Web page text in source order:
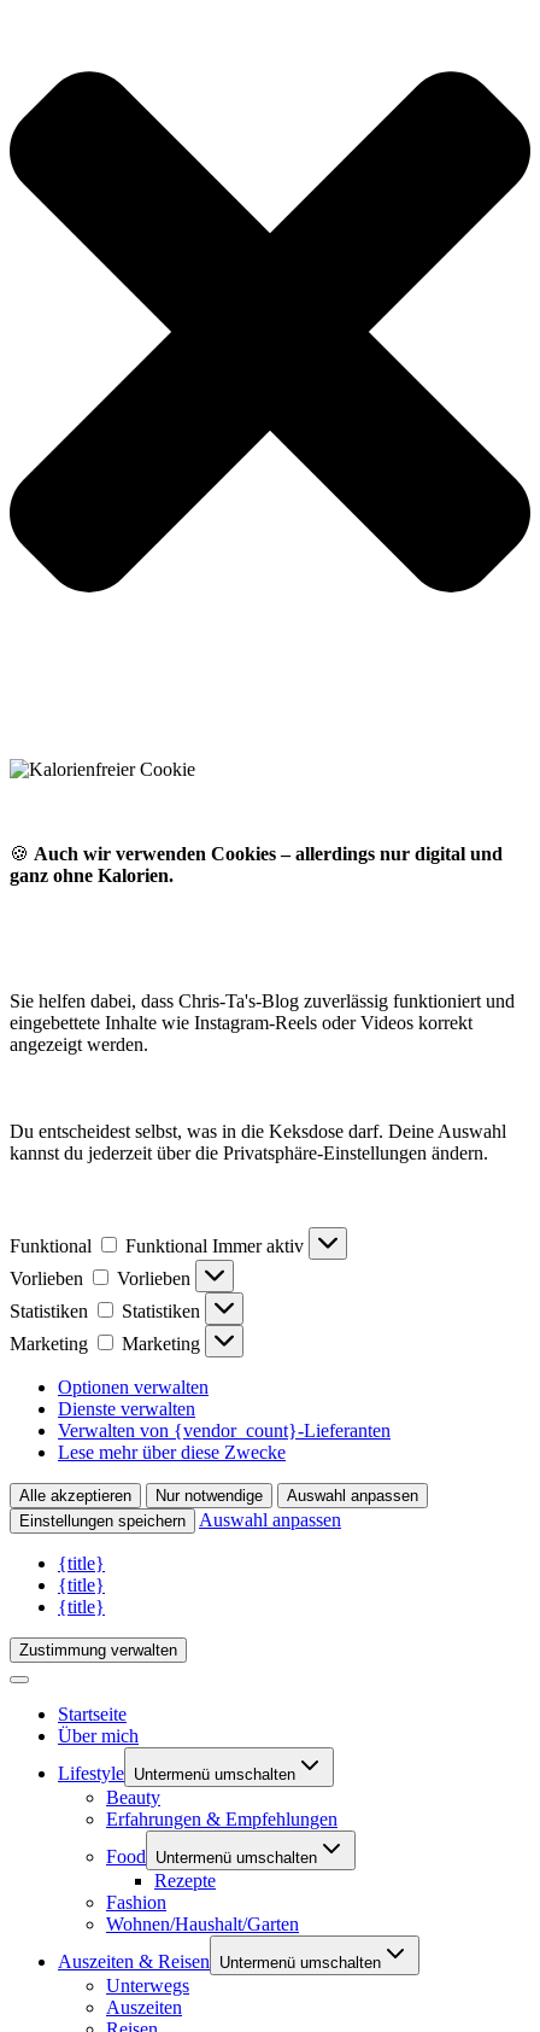
🍪 Auch wir verwenden Cookies – allerdings nur digital und
ganz ohne Kalorien.
Sie helfen dabei, dass Chris-Ta's-Blog zuverlässig funktioniert und
eingebettete Inhalte wie Instagram-Reels oder Videos korrekt
angezeigt werden.
Du entscheidest selbst, was in die Keksdose darf. Deine Auswahl
kannst du jederzeit über die Privatsphäre-Einstellungen ändern.
Funktional Funktional Immer aktiv
Vorlieben
Vorlieben
Statistiken
Statistiken
Marketing
Marketing
Optionen verwalten
Dienste verwalten
Verwalten von {vendor_count}-Lieferanten
Lese mehr über diese Zwecke
Alle akzeptieren Nur notwendige
Auswahl anpassen
Einstellungen speichern
Auswahl anpassen
{title}
{title}
{title}
Zustimmung verwalten
Startseite
Über mich
Lifestyle Untermenü umschalten
Beauty
Erfahrungen & Empfehlungen
Food
Untermenü umschalten
Rezepte
Fashion
Wohnen/Haushalt/Garten
Auszeiten & Reisen
Untermenü umschalten
Unterwegs
Auszeiten